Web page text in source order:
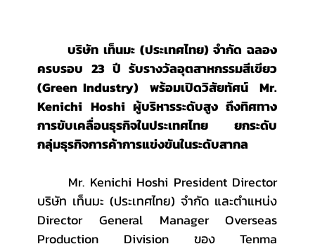
	บริษัท เท็นมะ (ประเทศไทย) จำกัด ฉลอง
ครบรอบ 23 ปี รับรางวัลอุตสาหกรรมสีเขียว
(Green Industry)  พร้อมเปิดวิสัยทัศน์  Mr.
Kenichi Hoshi ผู้บริหารระดับสูง ถึงทิศทาง
การขับเคลื่อนธุรกิจในประเทศไทย ยกระดับ
กลุ่มธุรกิจการค้าการแข่งขันในระดับสากล
บริษัท เท็นมะ (ประเทศไทย) จำกัด และตำแหน่ง
Director General Manager Overseas
Production Division ของ Tenma